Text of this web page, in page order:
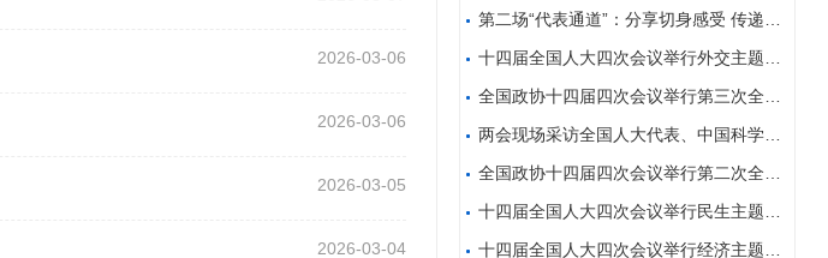
2026-03-06
2026-03-06
2026-03-05
2026-03-04
第二场“代表通道”：分享切身感受 传递使命信念
十四届全国人大四次会议举行外交主题记者会
全国政协十四届四次会议举行第三次全体会议
两会现场采访全国人大代表、中国科学技术协会全国委员
全国政协十四届四次会议举行第二次全体会议
十四届全国人大四次会议举行民生主题记者会
十四届全国人大四次会议举行经济主题记者会